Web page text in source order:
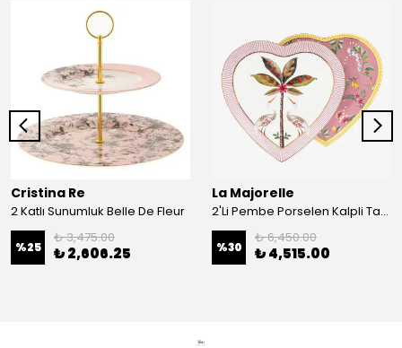
Cristina Re
2 Katlı Sunumluk Belle De Fleur
%25
₺ 3,475.00
₺ 2,606.25
La Majorelle
2'Li Pembe Porselen Kalpli Tabak 21,5 Cm La Majorelle
%30
₺ 6,450.00
₺ 4,515.00